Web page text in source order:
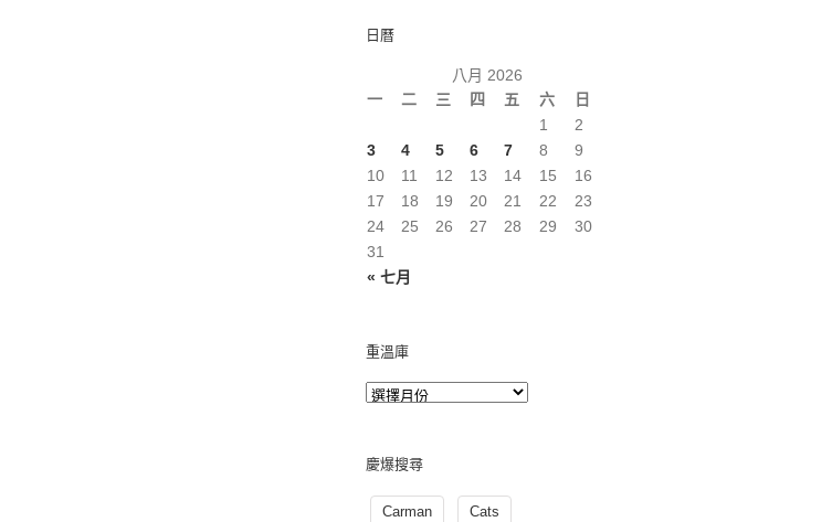
日曆
八月 2026
一
二 三 四 五 六 日
« 七月
1
2
3
4 5 6 7 8
9
10
11 12 13 14 15
16
17
18 19 20 21 22
23
24
25 26 27 28 29
30
31
重溫庫
慶爆搜尋
Carman Cats